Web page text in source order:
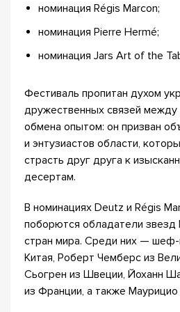
номинация Régis Marcon;
номинация Pierre Hermé;
номинация Jars Art of the
Фестиваль пропитан духом
дружественных связей
обмена опытом: он призван
и энтузиастов области,
страсть друг друга к
десертам.
В номинациях Deutz и Régis
поборются обладатели
стран мира. Среди них — шеф-
Китая, Роберт Чемберс из
Сьогрен из Швеции, Йоханн
из Франции, а также